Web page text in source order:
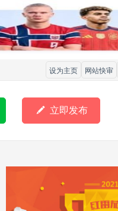
设为主页 网站快审
 立即发布